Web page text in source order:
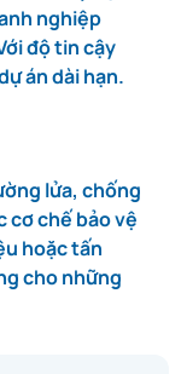
nghiệp
độ tin cậy
án dài hạn.
lửa, chống
cơ chế bảo vệ
hoặc tấn
cho những